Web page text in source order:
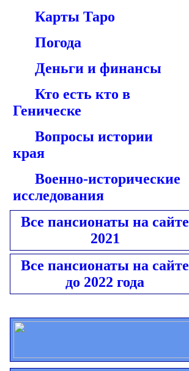
Карты Таро
Погода
Деньги и финансы
Кто есть кто в
Геническе
Вопросы истории
края
Военно-исторические
исследования
Все пансионаты на сайте
2021
Все пансионаты на сайте
до 2022 года